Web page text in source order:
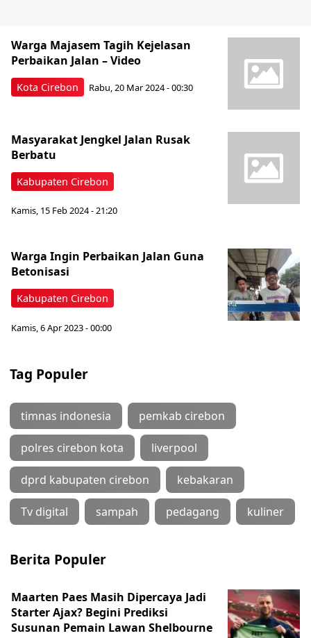
Kota Cirebon
Warga Majasem Tagih Kejelasan
Perbaikan Jalan – Video
Rabu, 20 Mar 2024 - 00:30
Kabupaten Cirebon
Masyarakat Jengkel Jalan Rusak
Berbatu
Kamis, 15 Feb 2024 - 21:20
Kabupaten Cirebon
Warga Ingin Perbaikan Jalan Guna
Betonisasi
Kamis, 6 Apr 2023 - 00:00
Tag Populer
timnas indonesia pemkab cirebon
polres cirebon kota liverpool
dprd kabupaten cirebon kebakaran
Tv digital sampah pedagang kuliner
Berita Populer
Maarten Paes Masih Dipercaya Jadi
Starter Ajax? Begini Prediksi
Susunan Pemain Lawan Shelbourne